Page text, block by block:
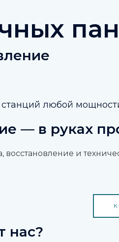
любой
— в руках
восстановление и
нас?